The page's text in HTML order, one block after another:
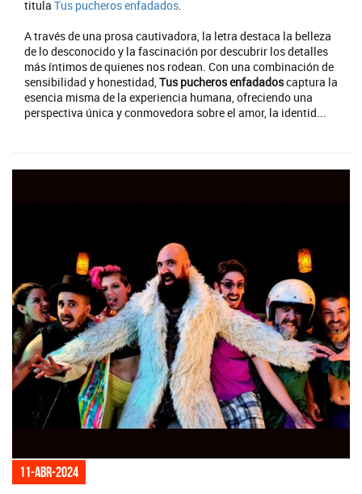
titula Tus pucheros enfadados.
A través de una prosa cautivadora, la letra destaca la belleza
de lo desconocido y la fascinación por descubrir los detalles
más íntimos de quienes nos rodean. Con una combinación de
sensibilidad y honestidad,Tus pucheros enfadadoscaptura la
esencia misma de la experiencia humana, ofreciendo una
perspectiva única y conmovedora sobre el amor, la identid...
11-abr-2024